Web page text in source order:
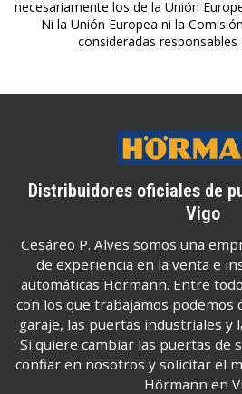
necesariamente los de la Unión
Ni la Unión Europea ni la
consideradas responsables
Distribuidores oficiales de
Vigo
Cesáreo P. Alves somos una
de experiencia en la venta e
automáticas Hörmann. Entre
con los que trabajamos podemos
garaje, las puertas industriales y
Si quiere cambiar las puertas de
confiar en nosotros y solicitar el
Hörmann en